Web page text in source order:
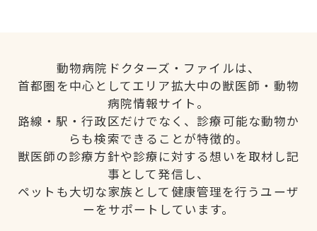
動物病院ドクターズ・ファイルは、
首都圏を中心としてエリア拡大中の獣医師・動物
病院情報サイト。
路線・駅・行政区だけでなく、診療可能な動物か
らも検索できることが特徴的。
獣医師の診療方針や診療に対する想いを取材し記
事として発信し、
ペットも大切な家族として健康管理を行うユーザ
ーをサポートしています。